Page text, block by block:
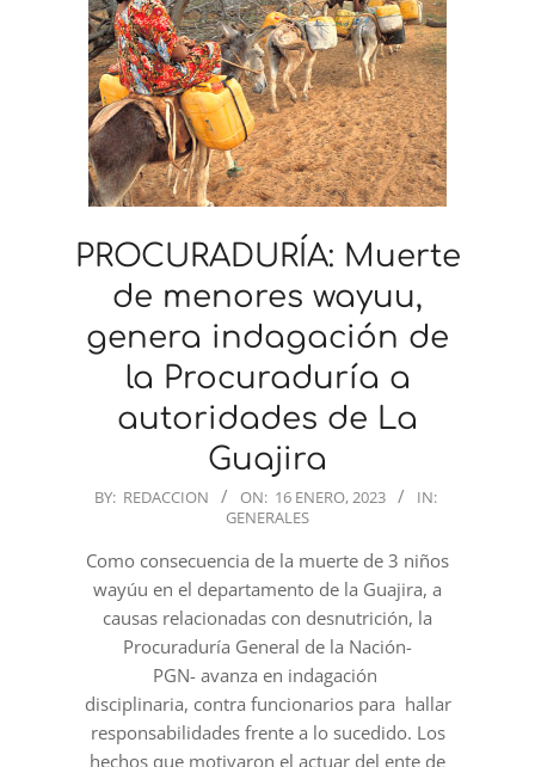
PROCURADURÍA: Muerte
de menores wayuu,
genera indagación de
la Procuraduría a
autoridades de La
Guajira
2023-
16
BY: REDACCION ON: 16 ENERO, 2023
IN:
GENERALES
Como consecuencia de la muerte de 3 niños
wayúu en el departamento de la Guajira, a
causas relacionadas con desnutrición, la
Procuraduría General de la Nación-
PGN- avanza en indagación
disciplinaria, contra funcionarios para hallar
responsabilidades frente a lo sucedido. Los
hechos que motivaron el actuar del ente de